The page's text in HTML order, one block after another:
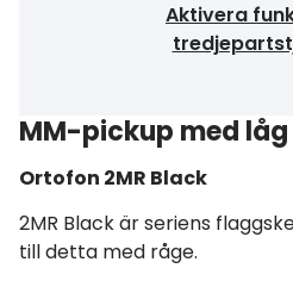
Aktivera
MM-pickup med
Ortofon 2MR Black
2MR Black är seriens
till detta med råge.